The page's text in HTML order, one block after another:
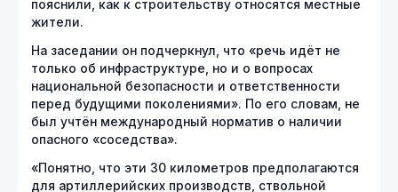
пояснили, как к строительству относятся местные
жители.
На заседании он подчеркнул, что «речь идёт не
только об инфраструктуре, но и о вопросах
национальной безопасности и ответственности
перед будущими поколениями». По его словам, не
был учтён международный норматив о наличии
опасного «соседства».
«Понятно, что эти 30 километров предполагаются
для артиллерийских производств, ствольной